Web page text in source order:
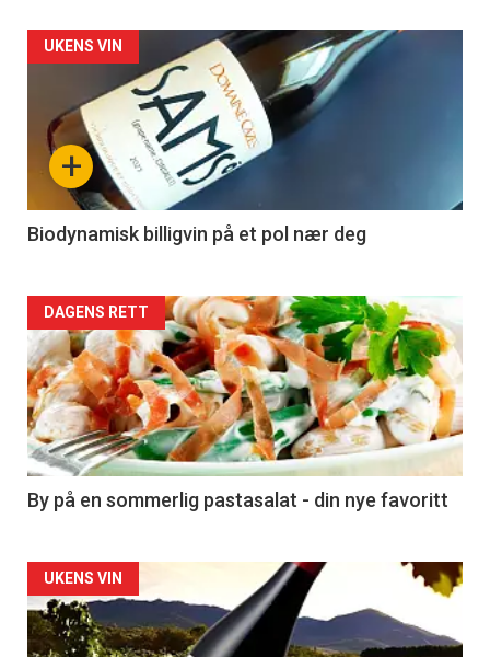
Forsiden
akkurat
nå
4
+
UKENS VIN
Biodynamisk billigvin på et pol nær deg
Forsiden
akkurat
nå
-
5
DAGENS RETT
By på en sommerlig pastasalat - din nye favoritt
Forsiden
akkurat
UKENS VIN